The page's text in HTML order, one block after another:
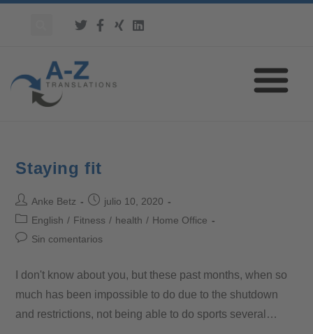
Staying fit
Anke Betz
julio 10, 2020
English / Fitness / health / Home Office
Sin comentarios
I don't know about you, but these past months, when so
much has been impossible to do due to the shutdown
and restrictions, not being able to do sports several…